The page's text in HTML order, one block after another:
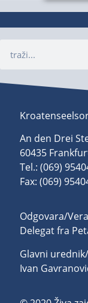
An den Drei
60435
Tel.: (069)
Fax: (069)
Odgovara/
Delegat fra
Glavni
Ivan